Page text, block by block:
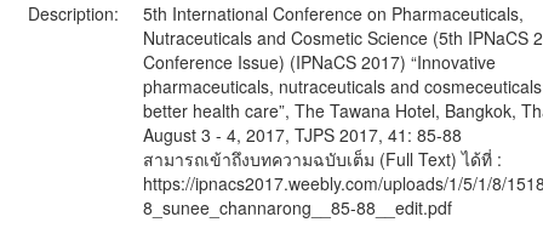
Description:
5th International Conference on Pharmaceuticals,
Nutraceuticals and Cosmetic Science (5th IPNaCS
Conference Issue) (IPNaCS 2017) “Innovative
pharmaceuticals, nutraceuticals and
better health care”, The Tawana Hotel, Bangkok,
August 3 - 4, 2017, TJPS 2017, 41: 85-88
สามารถเข้าถึงบทความฉบับเต็ม (Full Text) ได้ที่ :
https://ipnacs2017.weebly.com/uploads/1/5/1/8/
8_sunee_channarong__85-88__edit.pdf